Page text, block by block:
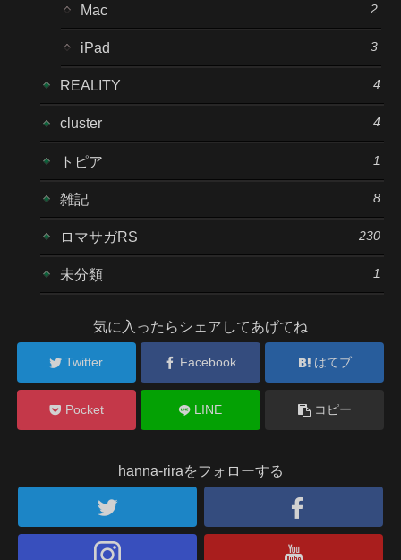
Mac 2
iPad 3
REALITY 4
cluster 4
トピア 1
雑記 8
ロマサガRS 230
未分類 1
気に入ったらシェアしてあげてね
Twitter Facebook はてブ
Pocket LINE コピー
hanna-riraをフォローする